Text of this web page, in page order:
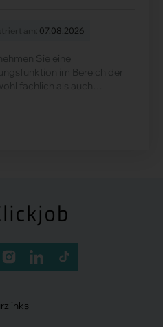
07.08.2026
Sie eine
im Bereich der
fachlich als auch